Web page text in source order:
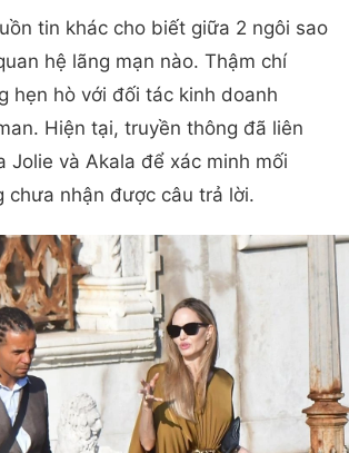
tin khác cho biết giữa 2 ngôi sao
hệ lãng mạn nào. Thậm chí
hẹn hò với đối tác kinh doanh
Hiện tại, truyền thông đã liên
Jolie và Akala để xác minh mối
chưa nhận được câu trả lời.